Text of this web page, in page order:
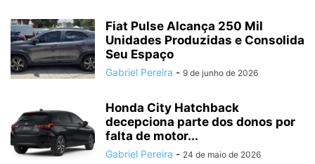
Fiat Pulse Alcança 250 Mil
Unidades Produzidas e Consolida
Seu Espaço
Gabriel Pereira - 9 de junho de 2026
Honda City Hatchback
decepciona parte dos donos por
falta de motor...
Gabriel Pereira - 24 de maio de 2026